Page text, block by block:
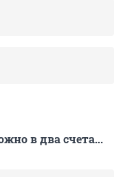
в два счета...